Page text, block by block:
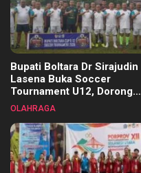
Bupati Boltara Dr Sirajudin
Lasena Buka Soccer
Tournament U12, Dorong
Pembinaan Merata di Setiap
OLAHRAGA